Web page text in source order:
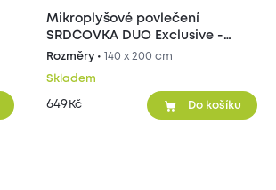
Mikroplyšové povlečení
SRDCOVKA DUO Exclusive -
šedé/béžové
Rozměry • 140 x 200 cm
Skladem
649 Kč Do košíku